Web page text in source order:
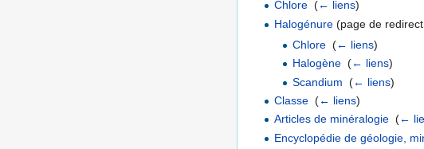
Chlore ‎(← liens)
Halogénure (page de
Chlore‎ (← liens)
Halogène‎ (← liens)
Scandium (← liens)
Classe ‎(← liens)
Articles de minéralogie ‎(←
Encyclopédie de géologie,